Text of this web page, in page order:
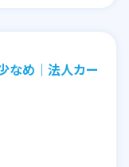
なめ｜法人カー